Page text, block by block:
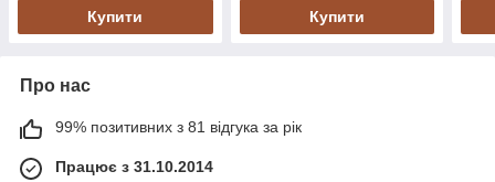
Купити Купити
Про нас
99% позитивних з 81 відгука за рік
Працює з 31.10.2014